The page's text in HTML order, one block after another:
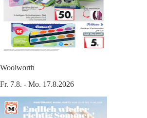
Woolworth
Fr. 7.8. - Mo. 17.8.2026